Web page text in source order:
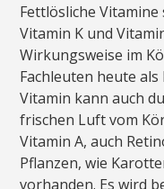
Fettlösliche Vitamine
Vitamin K und
Wirkungsweise im
Fachleuten heute
Vitamin kann auch
frischen Luft vom
Vitamin A, auch
Pflanzen, wie
vorhanden. Es wird